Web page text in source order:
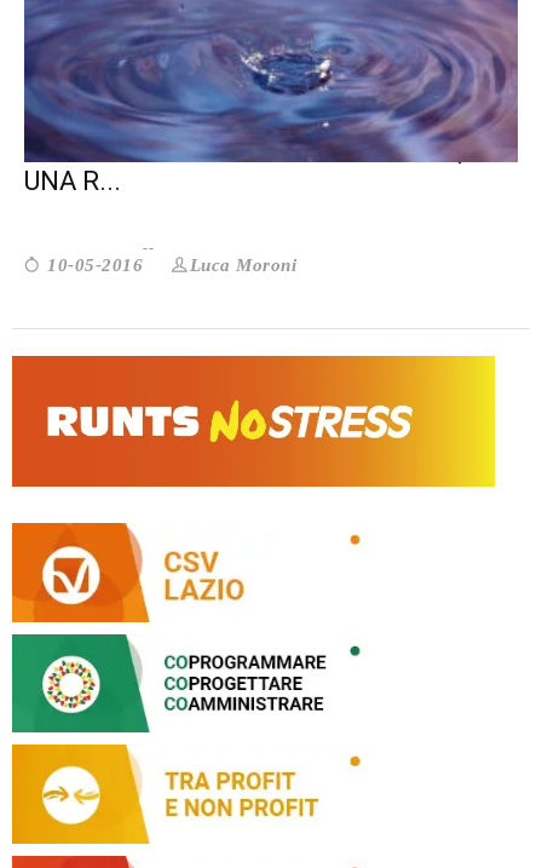
VOLONTARIATO E CURE PALLIATIVE,
UNA R...
10-05-2016 Luca Moroni